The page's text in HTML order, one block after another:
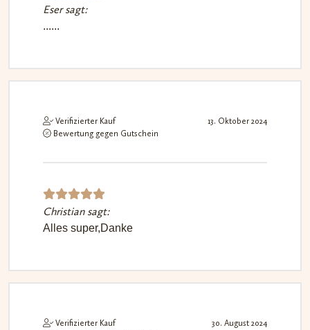
Bewert
et mit
Eser sagt:
......
Verifizierter Kauf
Bewertung gegen Gutschein
13. Oktober 2024
Bewerte
t mit5
Christian sagt:
Alles super,Danke
Verifizierter Kauf
30. August 2024